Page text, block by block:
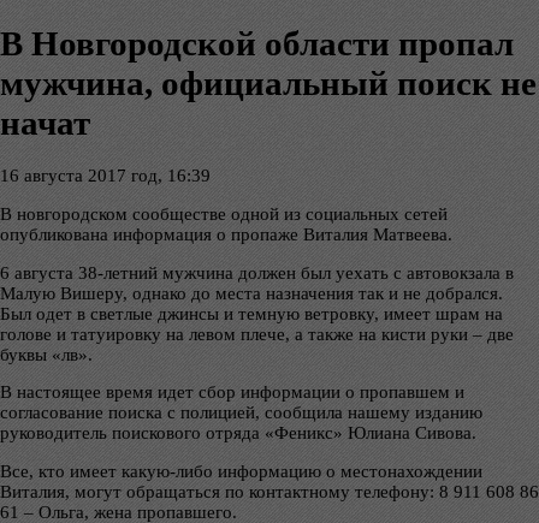
В Новгородской области пропал
мужчина, официальный поиск не
начат
16 августа 2017 год, 16:39
В новгородском сообществе одной из социальных сетей
опубликована информация о пропаже Виталия Матвеева.
6 августа 38-летний мужчина должен был уехать с автовокзала в
Малую Вишеру, однако до места назначения так и не добрался.
Был одет в светлые джинсы и темную ветровку, имеет шрам на
голове и татуировку на левом плече, а также на кисти руки – две
буквы «лв».
В настоящее время идет сбор информации о пропавшем и
согласование поиска с полицией, сообщила нашему изданию
руководитель поискового отряда «Феникс» Юлиана Сивова.
Все, кто имеет какую-либо информацию о местонахождении
Виталия, могут обращаться по контактному телефону: 8 911 608 86
61 – Ольга, жена пропавшего.